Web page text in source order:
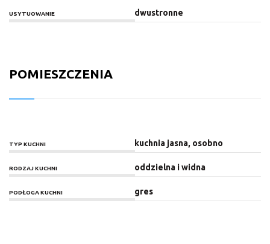
USYTUOWANIE dwustronne
POMIESZCZENIA
TYP KUCHNI kuchnia jasna, osobno
RODZAJ KUCHNI oddzielna i widna
PODŁOGA KUCHNI gres